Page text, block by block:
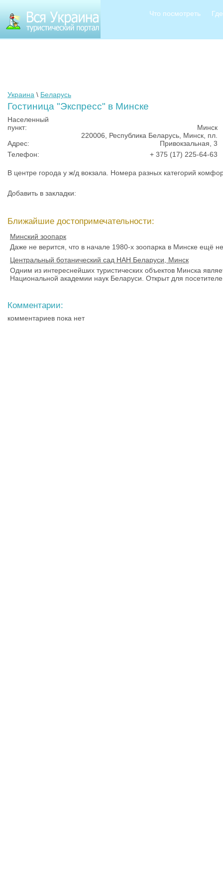
Что посмотреть
Украина \ Беларусь
Гостиница "Экспресс" в Минске
Населенный
пункт:
Минск
Адрес:
220006, Республика Беларусь, Минск, пл.
Привокзальная, 3
Телефон:
+ 375 (17) 225-64-63
В центре города у ж/д вокзала. Номера разных категорий
Добавить в закладки:
Ближайшие достопримечательности:
Минский зоопарк
Даже не верится, что в начале 1980-х зоопарка в Минске ещё
Центральный ботанический сад НАН Беларуси, Минск
Одним из интереснейших туристических объектов Минска
Национальной академии наук Беларуси. Открыт для
Комментарии:
комментариев пока нет